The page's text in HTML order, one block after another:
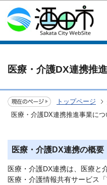
このペー
医療・介護DX連携推
トップページ
医療・介護DX連携推進事業につ
医療・介護DX連携の概要
医療・介護DX連携は、医療と
医療・介護情報共有サービス